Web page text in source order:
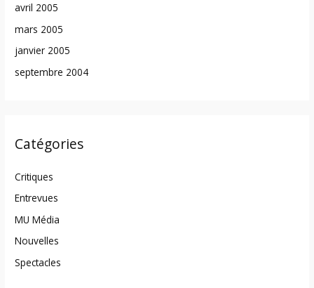
avril 2005
mars 2005
janvier 2005
septembre 2004
Catégories
Critiques
Entrevues
MU Média
Nouvelles
Spectacles